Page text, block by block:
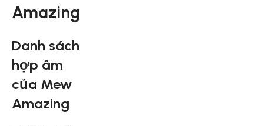
Amazing
Danh sách
hợp âm
của Mew
Amazing